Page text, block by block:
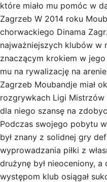
które miało mu pomóc w
Zagrzeb W 2014 roku
chorwackiego Dinama
najważniejszych klubów w
znaczącym krokiem w
mu na rywalizację na
Zagrzeb Moubandje miał
rozgrywkach Ligi Mistrzów
dla niego szansę na
Podczas swojego pobytu
był znany z solidnej gry
wyprowadzania piłki z
drużynę był nieoceniony,
występom klub osiągał